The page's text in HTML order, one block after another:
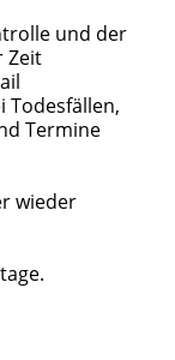
und der
Zeit
Todesfällen,
Termine
wieder